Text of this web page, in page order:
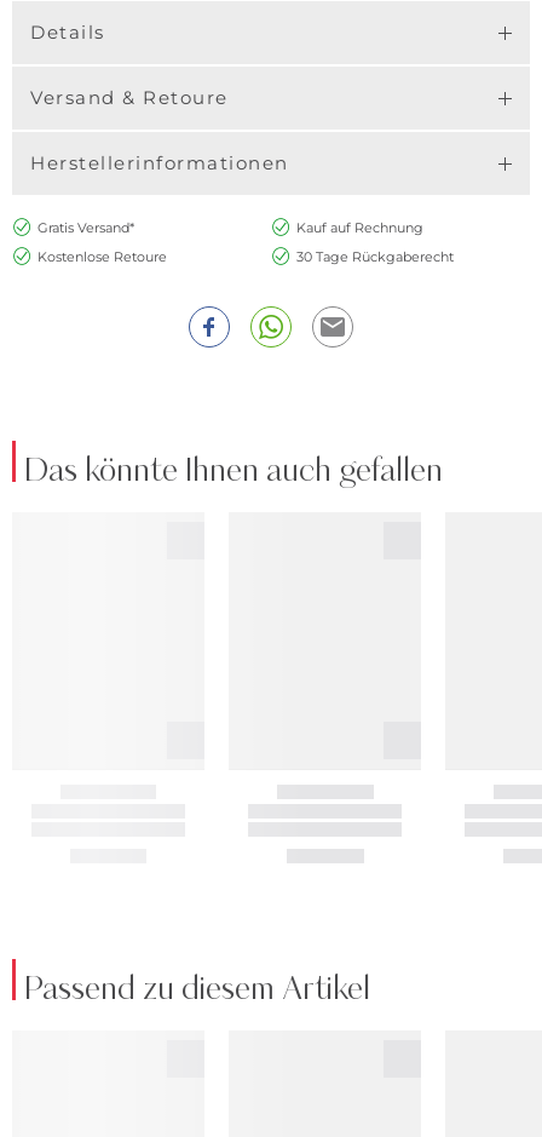
Details
Versand & Retoure
Herstellerinformationen
Gratis Versand*
Kauf auf Rechnung
Kostenlose Retoure
30 Tage Rückgaberecht
Das könnte Ihnen auch gefallen
Passend zu diesem Artikel